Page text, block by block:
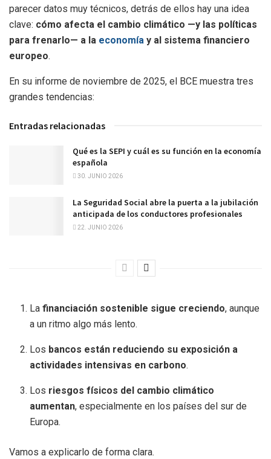
parecer datos muy técnicos, detrás de ellos hay una idea
clave: cómo afecta el cambio climático —y las políticas
para frenarlo— a la economía y al sistema financiero
europeo.
En su informe de noviembre de 2025, el BCE muestra tres
grandes tendencias:
Entradas relacionadas
Qué es la SEPI y cuál es su función en la economía
española
30. JUNIO 2026
La Seguridad Social abre la puerta a la jubilación
anticipada de los conductores profesionales
22. JUNIO 2026
Lafinanciación sostenible sigue creciendo, aunque
a un ritmo algo más lento.
Los bancos están reduciendo su exposición a
actividades intensivas en carbono.
Los riesgos físicos del cambio climático
aumentan, especialmente en los países del sur de
Europa.
Vamos a explicarlo de forma clara.